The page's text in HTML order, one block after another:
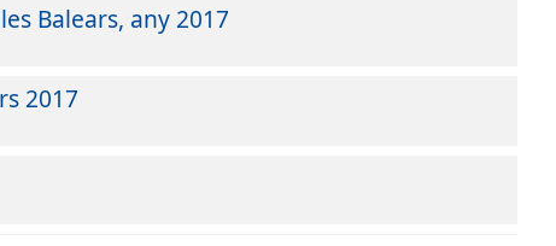
Balears, any 2017
2017